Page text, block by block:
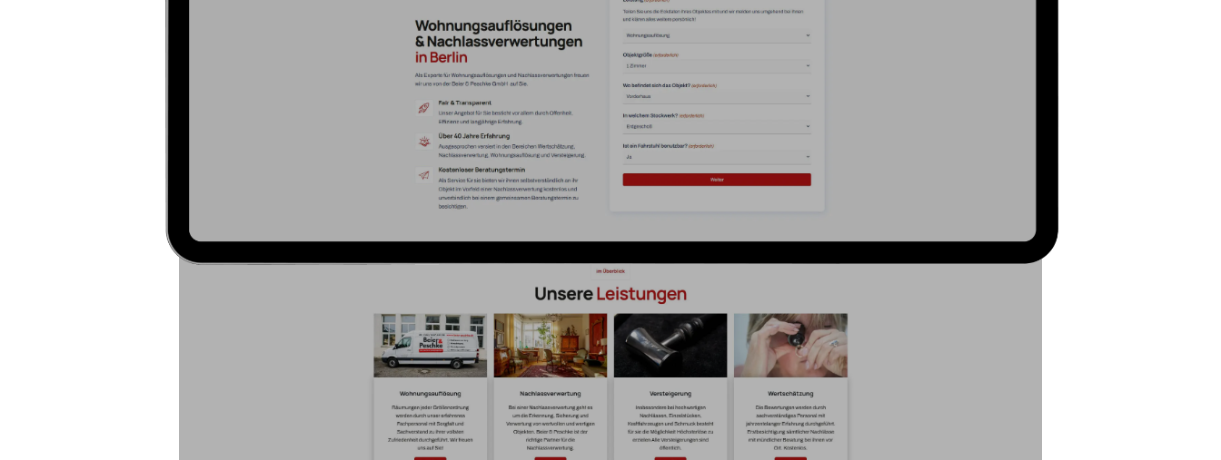
Die Ausgangslage
Den Webauftritt von Beier & Peschke GmbH haben wir von Grund auf überarbeitet und einen
durchgeführt. Der Kunde wünschte sich eine modernere und übersichtlichere
, die Professionalität zeigt und Vertrauen weckt. Besonderes Augenmerk haben wir auf